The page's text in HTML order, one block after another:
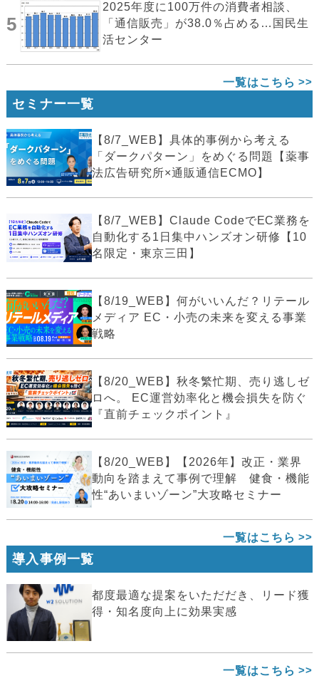
5
2025年度に100万件の消費者相談、
「通信販売」が38.0％占める…国民生
活センター
一覧はこちら
セミナー一覧
【8/7_WEB】具体的事例から考える
「ダークパターン」をめぐる問題【薬事
法広告研究所×通販通信ECMO】
【8/7_WEB】Claude CodeでEC業務を
自動化する1日集中ハンズオン研修【10
名限定・東京三田】
【8/19_WEB】何がいいんだ？リテール
メディア EC・小売の未来を変える事業
戦略
【8/20_WEB】秋冬繁忙期、売り逃しゼ
ロへ。 EC運営効率化と機会損失を防ぐ
『直前チェックポイント』
【8/20_WEB】【2026年】改正・業界
動向を踏まえて事例で理解 健食・機能
性“あいまいゾーン”大攻略セミナー
一覧はこちら
導入事例一覧
都度最適な提案をいただだき、リード獲
得・知名度向上に効果実感
一覧はこちら